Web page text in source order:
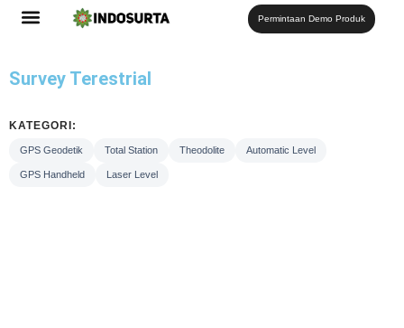
Permintaan Demo Produk
Survey Terestrial
KATEGORI:
GPS Geodetik Total Station Theodolite Automatic Level
GPS Handheld Laser Level